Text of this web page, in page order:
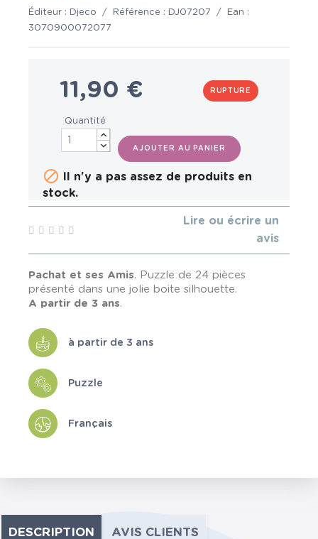
Éditeur : Djeco / Référence : DJ07207 /
Ean :
3070900072077
11,90 € RUPTURE
Quantité
AJOUTER AU PANIER
 Il n'y a pas assez de produits en
stock.
Lire ou écrire un
avis
Pachat et ses Amis. Puzzle de 24 pièces
présenté dans une jolie boite silhouette.
A partir de 3 ans.
à partir de 3 ans
Puzzle
Français
DESCRIPTION AVIS CLIENTS